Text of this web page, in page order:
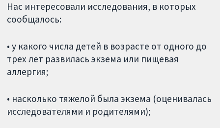
Нас интересовали исследования, в которых
сообщалось:
• у какого числа детей в возрасте от одного до
трех лет развилась экзема или пищевая
аллергия;
• насколько тяжелой была экзема (оценивалась
исследователями и родителями);